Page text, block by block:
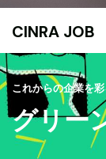
CINRA JOB
これからの企業を
グリー